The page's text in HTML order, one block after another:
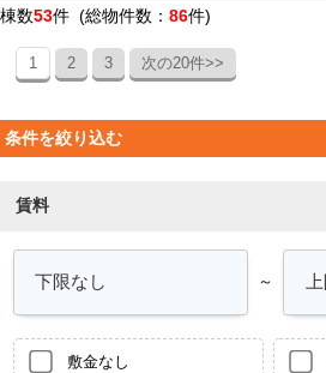
棟数53件 (総物件数： 86件)
1 2 3 次の20件>>
条件を絞り込む
賃料
～
敷金なし